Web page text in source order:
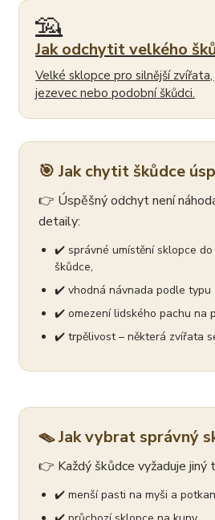
🦡
Jak odchytit velkého
Velké sklopce pro silnější zvířata,
jezevec nebo podobní škůdci.
🎯 Jak chytit škůdce
👉 Úspěšný odchyt není
detaily:
✔️ správné umístění sklopce
škůdce,
✔️ vhodná návnada podle typu
✔️ omezení lidského pachu na
✔️ trpělivost – některá zvířata
🪤 Jak vybrat správný
👉 Každý škůdce vyžaduje jiný
✔️ menší pasti na myši a